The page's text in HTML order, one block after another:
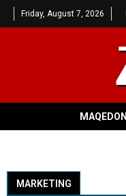
Friday, August 7, 2026
MAQEDONI
MARKETING